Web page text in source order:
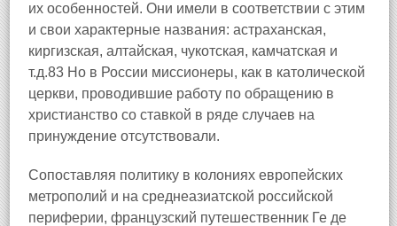
их особенностей. Они имели в соответствии с этим
и свои характерные названия: астраханская,
киргизская, алтайская, чукотская, камчатская и
т.д.83 Но в России миссионеры, как в католической
церкви, проводившие работу по обращению в
христианство со ставкой в ряде случаев на
принуждение отсутствовали.
Сопоставляя политику в колониях европейских
метрополий и на среднеазиатской российской
периферии, французский путешественник Ге де